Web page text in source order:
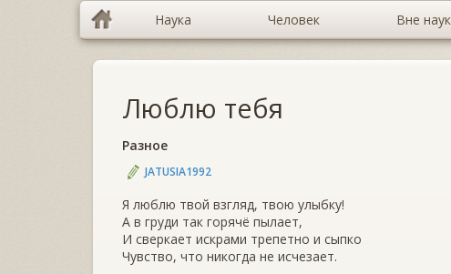
Наука Человек Вне
Люблю тебя
Разное
JATUSIA1992
Я люблю твой взгляд, твою улыбку!
А в груди так горячё пылает,
И сверкает искрами трепетно и сыпко
Чувство, что никогда не исчезает.